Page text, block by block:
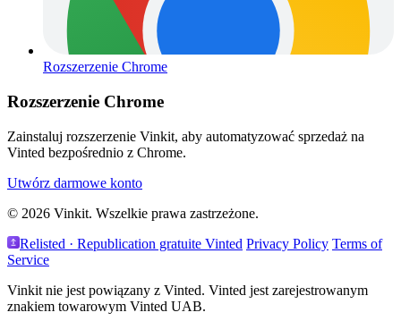
Rozszerzenie Chrome
Rozszerzenie Chrome
Zainstaluj rozszerzenie Vinkit, aby automatyzować sprzedaż na
Vinted bezpośrednio z Chrome.
Utwórz darmowe konto
© 2026 Vinkit. Wszelkie prawa zastrzeżone.
Relisted · Republication gratuite Vinted Privacy Policy Terms of
Service
Vinkit nie jest powiązany z Vinted. Vinted jest zarejestrowanym
znakiem towarowym Vinted UAB.